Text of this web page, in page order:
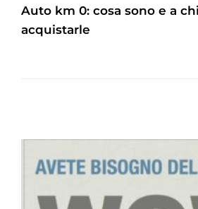
Auto km 0: cosa sono e a
acquistarle